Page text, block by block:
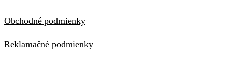
Obchodné podmienky
Reklamačné podmienky